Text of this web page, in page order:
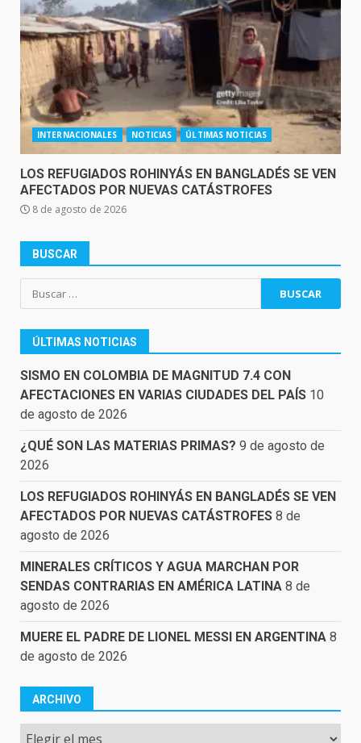
INTERNACIONALES NOTICIAS ÚLTIMAS NOTICIAS
LOS REFUGIADOS ROHINYÁS EN BANGLADÉS SE VEN
AFECTADOS POR NUEVAS CATÁSTROFES
8 de agosto de 2026
BUSCAR
Buscar:
ÚLTIMAS NOTICIAS
SISMO EN COLOMBIA DE MAGNITUD 7.4 CON
AFECTACIONES EN VARIAS CIUDADES DEL PAÍS 10
de agosto de 2026
¿QUÉ SON LAS MATERIAS PRIMAS? 9 de agosto de
2026
LOS REFUGIADOS ROHINYÁS EN BANGLADÉS SE VEN
AFECTADOS POR NUEVAS CATÁSTROFES 8 de
agosto de 2026
MINERALES CRÍTICOS Y AGUA MARCHAN POR
SENDAS CONTRARIAS EN AMÉRICA LATINA 8 de
agosto de 2026
MUERE EL PADRE DE LIONEL MESSI EN ARGENTINA 8
de agosto de 2026
ARCHIVO
Archivo